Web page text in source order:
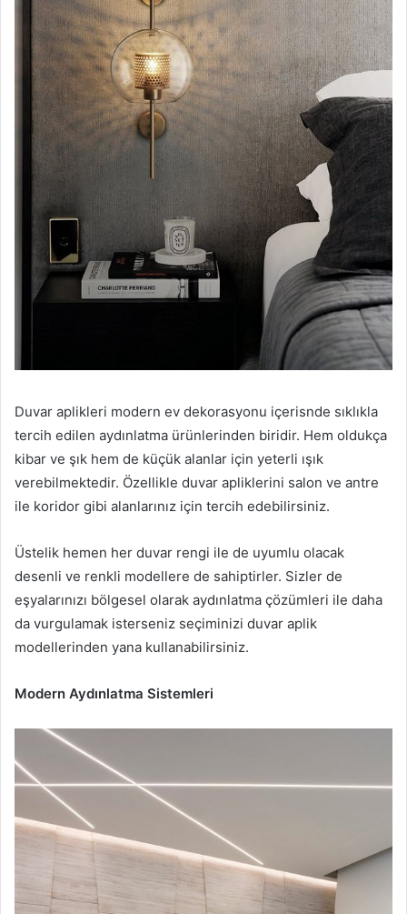
Duvar aplikleri modern ev dekorasyonu içerisnde sıklıkla
tercih edilen aydınlatma ürünlerinden biridir. Hem oldukça
kibar ve şık hem de küçük alanlar için yeterli ışık
verebilmektedir. Özellikle duvar apliklerini salon ve antre
ile koridor gibi alanlarınız için tercih edebilirsiniz.
Üstelik hemen her duvar rengi ile de uyumlu olacak
desenli ve renkli modellere de sahiptirler. Sizler de
eşyalarınızı bölgesel olarak aydınlatma çözümleri ile daha
da vurgulamak isterseniz seçiminizi duvar aplik
modellerinden yana kullanabilirsiniz.
Modern Aydınlatma Sistemleri